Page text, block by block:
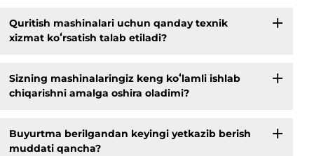
Quritish mashinalari uchun qanday texnik
xizmat koʻrsatish talab etiladi?
Sizning mashinalaringiz keng koʻlamli ishlab
chiqarishni amalga oshira oladimi?
Buyurtma berilgandan keyingi yetkazib berish
muddati qancha?